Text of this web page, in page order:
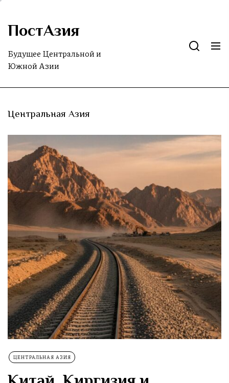
Skip
theПостАзия
Будущее Центральной и
Южной Азии
Центральная Азия
ЦЕНТРАЛЬНАЯ АЗИЯ